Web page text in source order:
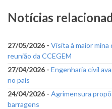
Notícias
27/05/2026 - Visita à maior
reunião da CCEGEM
27/04/2026 - Engenharia civil
no país
24/04/2026 - Agrimensura
barragens